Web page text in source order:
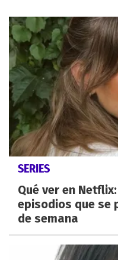
SERIES
Qué ver en
episodios que se
de semana